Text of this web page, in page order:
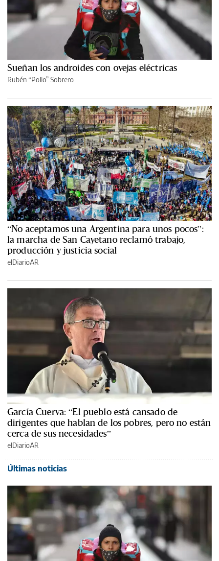
Sueñan los androides con ovejas eléctricas
Rubén “Pollo” Sobrero
“No aceptamos una Argentina para unos pocos”:
la marcha de San Cayetano reclamó trabajo,
producción y justicia social
elDiarioAR
García Cuerva: “El pueblo está cansado de
dirigentes que hablan de los pobres, pero no están
cerca de sus necesidades”
elDiarioAR
Últimas noticias